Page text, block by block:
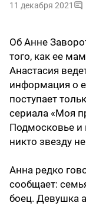
11 декабря 2021
Об Анне
того, как ее
Анастасия
информация о
поступает
сериала «Моя
Подмосковье и
никто звезду
Анна редко
сообщает:
боец. Девушка